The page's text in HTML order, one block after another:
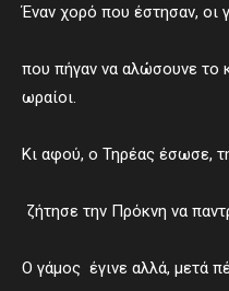
Έναν χορό που έστησαν, οι
που πήγαν να αλώσουνε το
ωραίοι.
Κι αφού, ο Τηρέας έσωσε,
ζήτησε την Πρόκνη να
Ο γάμος έγινε αλλά, μετά